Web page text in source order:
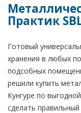
Практик
Готовый
хранения в любых
подсобных
решили купить
Кунгуре по
сделать